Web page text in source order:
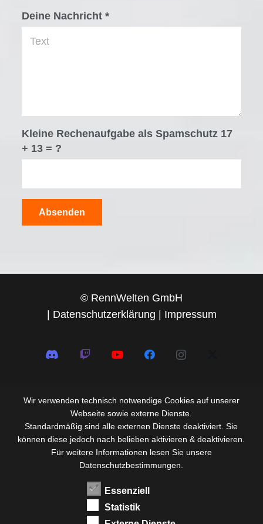
Deine Nachricht *
Kleine Rechenaufgabe als Spamschutz 17
+ 13 = ?
Absenden
© RennWelten GmbH
| Datenschutzerklärung | Impressum
Wir verwenden technisch notwendige Cookies auf unserer
Webseite sowie externe Dienste.
Standardmäßig sind alle externen Dienste deaktiviert. Sie
können diese jedoch nach belieben aktivieren & deaktivieren.
Für weitere Informationen lesen Sie unsere
Datenschutzbestimmungen.
Essenziell
Statistik